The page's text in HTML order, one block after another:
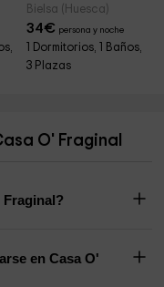
Bielsa (Huesca)
34€ persona y noche
1 Dormitorios, 1 Baños,
3 Plazas
O' Fraginal
Fraginal?
en Casa O'